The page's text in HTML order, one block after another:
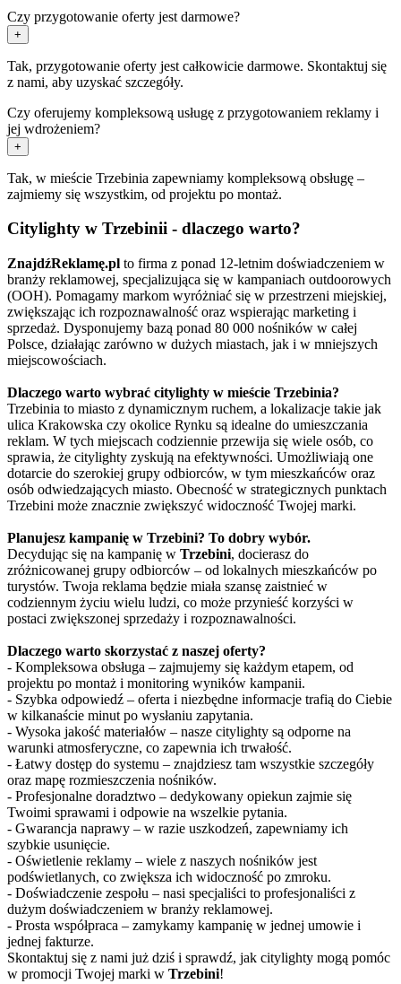
Czy przygotowanie oferty jest darmowe?
+
Tak, przygotowanie oferty jest całkowicie darmowe. Skontaktuj się
z nami, aby uzyskać szczegóły.
Czy oferujemy kompleksową usługę z przygotowaniem reklamy i
jej wdrożeniem?
+
Tak, w mieście Trzebinia zapewniamy kompleksową obsługę –
zajmiemy się wszystkim, od projektu po montaż.
Citylighty w Trzebinii - dlaczego warto?
ZnajdźReklamę.pl to firma z ponad 12-letnim doświadczeniem w
branży reklamowej, specjalizująca się w kampaniach outdoorowych
(OOH). Pomagamy markom wyróżniać się w przestrzeni miejskiej,
zwiększając ich rozpoznawalność oraz wspierając marketing i
sprzedaż. Dysponujemy bazą ponad 80 000 nośników w całej
Polsce, działając zarówno w dużych miastach, jak i w mniejszych
miejscowościach.
Dlaczego warto wybrać citylighty w mieście Trzebinia?
Trzebinia to miasto z dynamicznym ruchem, a lokalizacje takie jak
ulica Krakowska czy okolice Rynku są idealne do umieszczania
reklam. W tych miejscach codziennie przewija się wiele osób, co
sprawia, że citylighty zyskują na efektywności. Umożliwiają one
dotarcie do szerokiej grupy odbiorców, w tym mieszkańców oraz
osób odwiedzających miasto. Obecność w strategicznych punktach
Trzebini może znacznie zwiększyć widoczność Twojej marki.
Planujesz kampanię w Trzebini? To dobry wybór.
Decydując się na kampanię w Trzebini, docierasz do
zróżnicowanej grupy odbiorców – od lokalnych mieszkańców po
turystów. Twoja reklama będzie miała szansę zaistnieć w
codziennym życiu wielu ludzi, co może przynieść korzyści w
postaci zwiększonej sprzedaży i rozpoznawalności.
Dlaczego warto skorzystać z naszej oferty?
- Kompleksowa obsługa – zajmujemy się każdym etapem, od
projektu po montaż i monitoring wyników kampanii.
- Szybka odpowiedź – oferta i niezbędne informacje trafią do Ciebie
w kilkanaście minut po wysłaniu zapytania.
- Wysoka jakość materiałów – nasze citylighty są odporne na
warunki atmosferyczne, co zapewnia ich trwałość.
- Łatwy dostęp do systemu – znajdziesz tam wszystkie szczegóły
oraz mapę rozmieszczenia nośników.
- Profesjonalne doradztwo – dedykowany opiekun zajmie się
Twoimi sprawami i odpowie na wszelkie pytania.
- Gwarancja naprawy – w razie uszkodzeń, zapewniamy ich
szybkie usunięcie.
- Oświetlenie reklamy – wiele z naszych nośników jest
podświetlanych, co zwiększa ich widoczność po zmroku.
- Doświadczenie zespołu – nasi specjaliści to profesjonaliści z
dużym doświadczeniem w branży reklamowej.
- Prosta współpraca – zamykamy kampanię w jednej umowie i
jednej fakturze.
Skontaktuj się z nami już dziś i sprawdź, jak citylighty mogą pomóc
w promocji Twojej marki w Trzebini!